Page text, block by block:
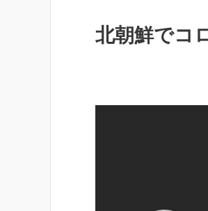
北朝鮮でコ